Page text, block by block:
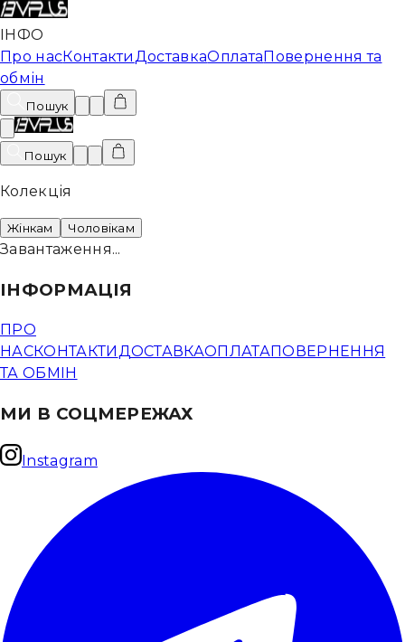
ІНФО
Про насКонтактиДоставкаОплатаПовернення та
обмін
Пошук
Пошук
Колекція
Жінкам Чоловікам
Завантаження...
ІНФОРМАЦІЯ
ПРО
НАСКОНТАКТИ ДОСТАВКАОПЛАТАПОВЕРНЕННЯ
ТА ОБМІН
МИ В СОЦМЕРЕЖАХ
Instagram